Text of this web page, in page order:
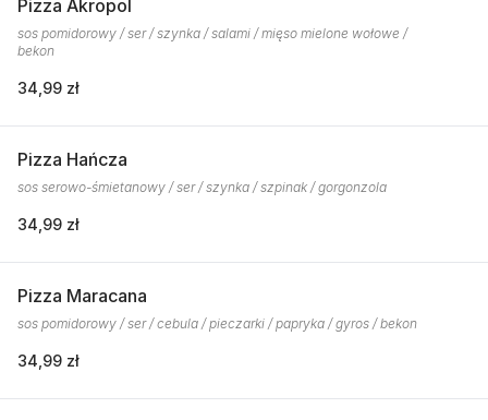
Pizza Akropol
sos pomidorowy / ser / szynka / salami / mięso mielone wołowe /
bekon
34,99 zł
Pizza Hańcza
sos serowo-śmietanowy / ser / szynka / szpinak / gorgonzola
34,99 zł
Pizza Maracana
sos pomidorowy / ser / cebula / pieczarki / papryka / gyros / bekon
34,99 zł